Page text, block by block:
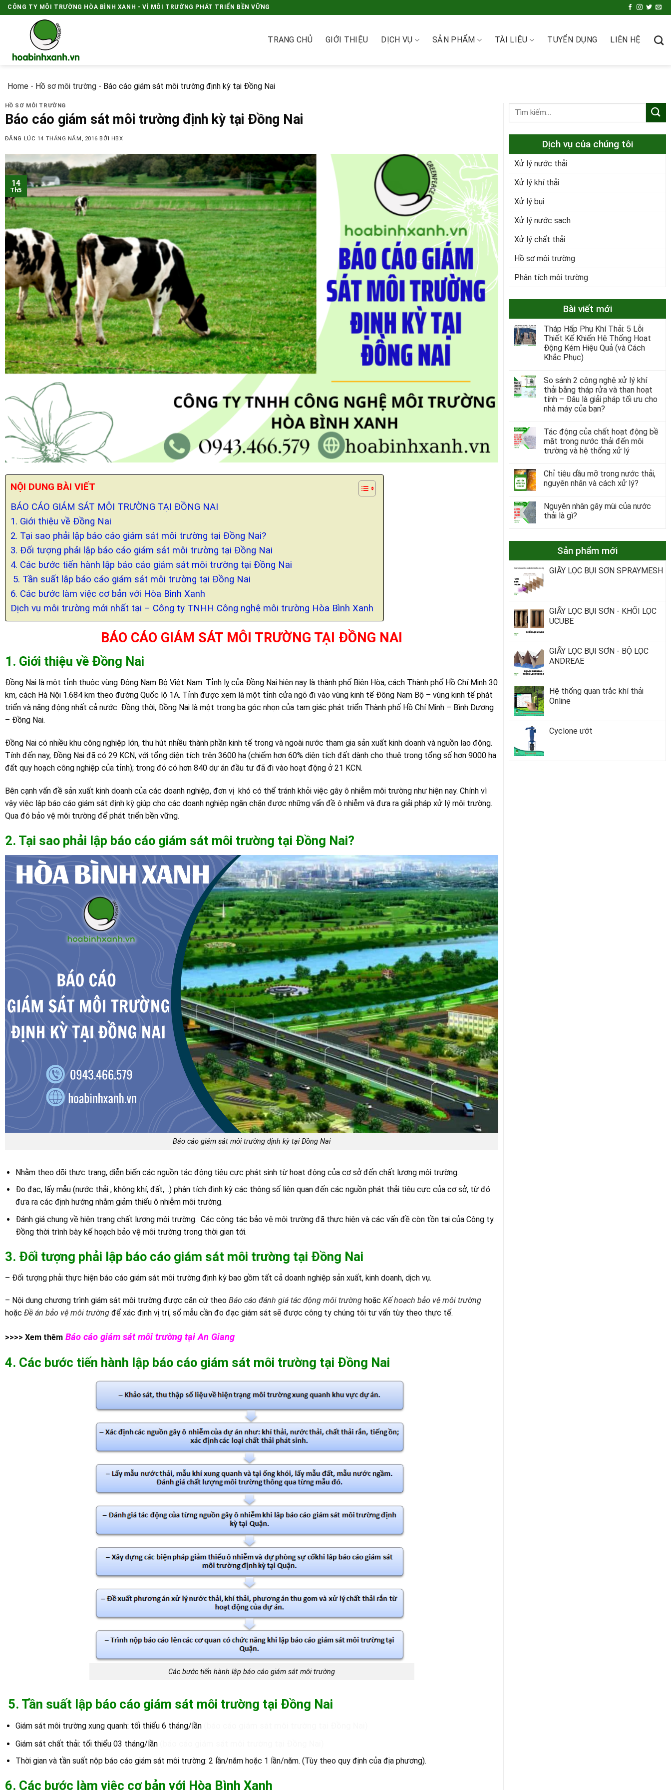
Skip
to
CÔNG TY MÔI TRƯỜNG HÒA BÌNH XANH - VÌ MÔI TRƯỜNG PHÁT TRIỂN BỀN VỮNG
TRANG CHỦ GIỚI THIỆU DỊCH VỤ SẢN PHẨM TÀI LIỆU TUYỂN DỤNG LIÊN HỆ
Home - Hồ sơ môi trường - Báo cáo giám sát môi trường định kỳ tại Đồng Nai
HỒ SƠ MÔI TRƯỜNG
Báo cáo giám sát môi trường định kỳ tại Đồng Nai
ĐĂNG LÚC 14 THÁNG NĂM, 2016 BỞI HBX
14
Th5
NỘI DUNG BÀI VIẾT
BÁO CÁO GIÁM SÁT MÔI TRƯỜNG TẠI ĐỒNG NAI
1. Giới thiệu về Đồng Nai
2. Tại sao phải lập báo cáo giám sát môi trường tại Đồng Nai?
3. Đối tượng phải lập báo cáo giám sát môi trường tại Đồng Nai
4. Các bước tiến hành lập báo cáo giám sát môi trường tại Đồng Nai
5. Tần suất lập báo cáo giám sát môi trường tại Đồng Nai
6. Các bước làm việc cơ bản với Hòa Bình Xanh
Dịch vụ môi trường mới nhất tại – Công ty TNHH Công nghệ môi trường Hòa Bình Xanh
BÁO CÁO GIÁM SÁT MÔI TRƯỜNG TẠI ĐỒNG NAI
1. Giới thiệu về Đồng Nai
Đồng Nai là một tỉnh thuộc vùng Đông Nam Bộ Việt Nam. Tỉnh lỵ của Đồng Nai hiện nay là thành phố Biên Hòa, cách Thành phố Hồ Chí Minh 30
km, cách Hà Nội 1.684 km theo đường Quốc lộ 1A. Tỉnh được xem là một tỉnh cửa ngõ đi vào vùng kinh tế Đông Nam Bộ – vùng kinh tế phát
triển và năng động nhất cả nước. Đồng thời, Đồng Nai là một trong ba góc nhọn của tam giác phát triển Thành phố Hồ Chí Minh – Bình Dương
– Đồng Nai.
Đồng Nai có nhiều khu công nghiệp lớn, thu hút nhiều thành phần kinh tế trong và ngoài nước tham gia sản xuất kinh doanh và nguồn lao động.
Tính đến nay, Đồng Nai đã có 29 KCN, với tổng diện tích trên 3600 ha (chiếm hơn 60% diện tích đất dành cho thuê trong tổng số hơn 9000 ha
đất quy hoạch công nghiệp của tỉnh); trong đó có hơn 840 dự án đầu tư đã đi vào hoạt động ở 21 KCN.
Bên cạnh vấn đề sản xuất kinh doanh của các doanh nghiệp, đơn vị khó có thể tránh khỏi việc gây ô nhiễm môi trường như hiện nay. Chính vì
vậy việc lập báo cáo giám sát định kỳ giúp cho các doanh nghiệp ngăn chặn được những vấn đề ô nhiễm và đưa ra giải pháp xử lý môi trường.
Qua đó bảo vệ môi trường để phát triển bền vững.
2. Tại sao phải lập báo cáo giám sát môi trường tại Đồng Nai?
Báo cáo giám sát môi trường định kỳ tại Đồng Nai
Nhằm theo dõi thực trạng, diễn biến các nguồn tác động tiêu cực phát sinh từ hoạt động của cơ sở đến chất lượng môi trường.
Đo đạc, lấy mẫu (nước thải , không khí, đất,…) phân tích định kỳ các thông số liên quan đến các nguồn phát thải tiêu cực của cơ sở, từ đó
đưa ra các định hướng nhằm giảm thiểu ô nhiễm môi trường.
Đánh giá chung về hiện trạng chất lượng môi trường. Các công tác bảo vệ môi trường đã thực hiện và các vấn đề còn tồn tại của Công ty.
Đồng thời trình bày kế hoạch bảo vệ môi trường trong thời gian tới.
3. Đối tượng phải lập báo cáo giám sát môi trường tại Đồng Nai
– Đối tượng phải thực hiện báo cáo giám sát môi trường định kỳ bao gồm tất cả doanh nghiệp sản xuất, kinh doanh, dịch vụ.
– Nội dung chương trình giám sát môi trường được căn cứ theo Báo cáo đánh giá tác động môi trườnghoặc Kế hoạch bảo vệ môi trường
hoặc Đề án bảo vệ môi trườngđể xác định vị trí, số mẫu cần đo đạc giám sát sẽ được công ty chúng tôi tư vấn tùy theo thực tế.
>>>> Xem thêmBáo cáo giám sát môi trường tại An Giang
4. Các bước tiến hành lập báo cáo giám sát môi trường tại Đồng Nai
Các bước tiến hành lập báo cáo giám sát môi trường
5. Tần suất lập báo cáo giám sát môi trường tại Đồng Nai
Giám sát môi trường xung quanh: tối thiểu 6 tháng/lần
Giám sát chất thải: tối thiểu 03 tháng/lần
Thời gian và tần suất nộp báo cáo giám sát môi trường: 2 lần/năm hoặc 1 lần/năm. (Tùy theo quy định của địa phương).
6. Các bước làm việc cơ bản với Hòa Bình Xanh
Dịch vụ của chúng tôi
Xử lý nước thải
Xử lý khí thải
Xử lý bụi
Xử lý nước sạch
Xử lý chất thải
Hồ sơ môi trường
Phân tích môi trường
Bài viết mới
Tháp Hấp Phụ Khí Thải: 5 Lỗi
Thiết Kế Khiến Hệ Thống Hoạt
Động Kém Hiệu Quả (và Cách
Khắc Phục)
So sánh 2 công nghệ xử lý khí
thải bằng tháp rửa và than hoạt
tính – Đâu là giải pháp tối ưu cho
nhà máy của bạn?
Tác động của chất hoạt động bề
mặt trong nước thải đến môi
trường và hệ thống xử lý
Chỉ tiêu dầu mỡ trong nước thải,
nguyên nhân và cách xử lý?
Nguyên nhân gây mùi của nước
thải là gì?
Sản phẩm mới
GIẤY LỌC BỤI SƠN SPRAYMESH
GIẤY LỌC BỤI SƠN - KHỐI LỌC
UCUBE
GIẤY LỌC BỤI SƠN - BỘ LỌC
ANDREAE
Hệ thống quan trắc khí thải
Online
Cyclone ướt